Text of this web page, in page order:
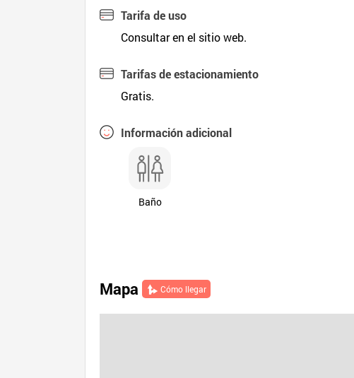
Tarifa de uso
Consultar en el sitio web.
Tarifas de estacionamiento
Gratis.
Información adicional
Baño
Mapa Cómo llegar